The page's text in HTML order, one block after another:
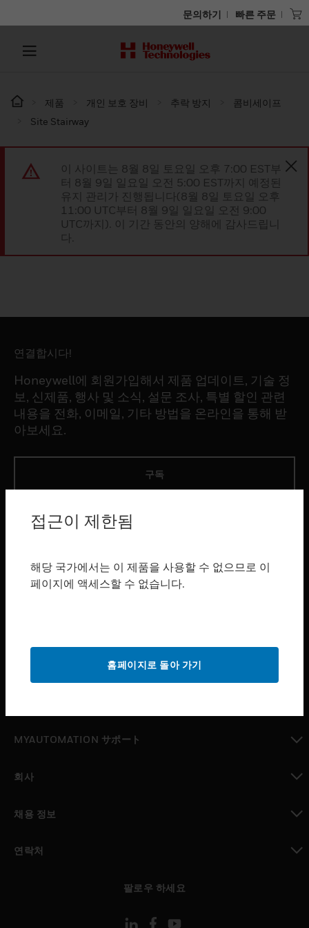
문의하기 빠른 주문
제품 개인 보호 장비 추락 방지
콤비세이프
Site Stairway
이 사이트는 8월 8일 토요일 오후 7:00 EST부
터 8월 9일 일요일 오전 5:00 EST까지 예정된
유지 관리가 진행됩니다(8월 8일 토요일 오후
11:00 UTC부터 8월 9일 일요일 오전 9:00
UTC까지). 이 기간 동안의 양해에 감사드립니
다.
연결합시다!
Honeywell에 회원가입해서 제품 업데이트, 기술 정
보, 신제품, 행사 및 소식, 설문 조사, 특별 할인 관련
내용을 전화, 이메일, 기타 방법을 온라인을 통해 받
아보세요.
구독
제품
toggle view
서비스
MYAUTOMATION サポート
회사
채용 정보
연락처
팔로우 하세요
접근이 제한됨
해당 국가에서는 이 제품을 사용할 수 없으므로 이
페이지에 액세스할 수 없습니다.
홈페이지로 돌아 가기